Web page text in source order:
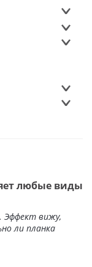
любые виды
Эффект вижу,
ли планка